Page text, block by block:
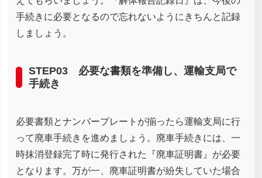
手続きに必要となるので忘れないようにきちんと記録
しましょう。
STEP03 必要な書類を準備し、運輸支局で
手続き
必要書類とナンバープレートが揃ったら運輸支局に行
って廃車手続きを進めましょう。廃車手続きには、一
時抹消登録完了時に発行された『廃車証明書』が必要
となります。万が一、廃車証明書が紛失していた場合